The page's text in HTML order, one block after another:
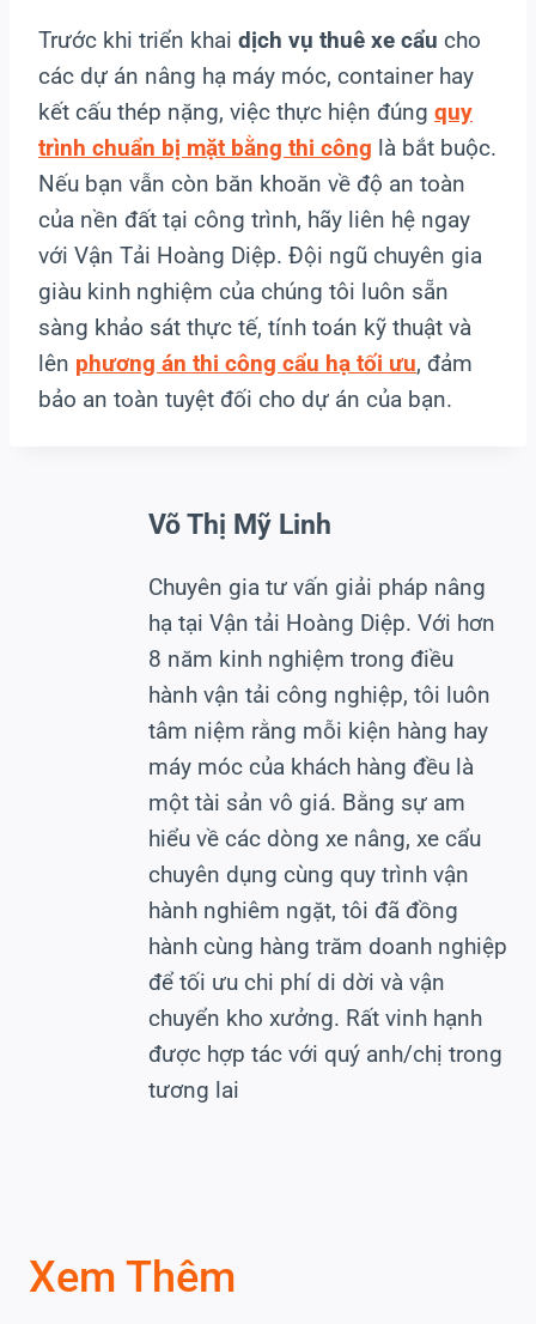
Trước khi triển khai dịch vụ thuê xe cẩu cho
các dự án nâng hạ máy móc, container hay
kết cấu thép nặng, việc thực hiện đúng quy
trình chuẩn bị mặt bằng thi công là bắt buộc.
Nếu bạn vẫn còn băn khoăn về độ an toàn
của nền đất tại công trình, hãy liên hệ ngay
với Vận Tải Hoàng Diệp. Đội ngũ chuyên gia
giàu kinh nghiệm của chúng tôi luôn sẵn
sàng khảo sát thực tế, tính toán kỹ thuật và
lên phương án thi công cẩu hạ tối ưu, đảm
bảo an toàn tuyệt đối cho dự án của bạn.
Võ Thị Mỹ Linh
Chuyên gia tư vấn giải pháp nâng
hạ tại Vận tải Hoàng Diệp. Với hơn
8 năm kinh nghiệm trong điều
hành vận tải công nghiệp, tôi luôn
tâm niệm rằng mỗi kiện hàng hay
máy móc của khách hàng đều là
một tài sản vô giá. Bằng sự am
hiểu về các dòng xe nâng, xe cẩu
chuyên dụng cùng quy trình vận
hành nghiêm ngặt, tôi đã đồng
hành cùng hàng trăm doanh nghiệp
để tối ưu chi phí di dời và vận
chuyển kho xưởng. Rất vinh hạnh
được hợp tác với quý anh/chị trong
tương lai
Xem Thêm